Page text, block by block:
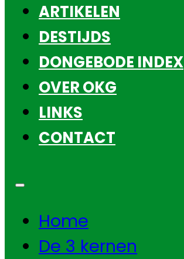
ARTIKELEN
DESTIJDS
DONGEBODE INDEX
OVER OKG
LINKS
CONTACT
Home
De 3 kernen